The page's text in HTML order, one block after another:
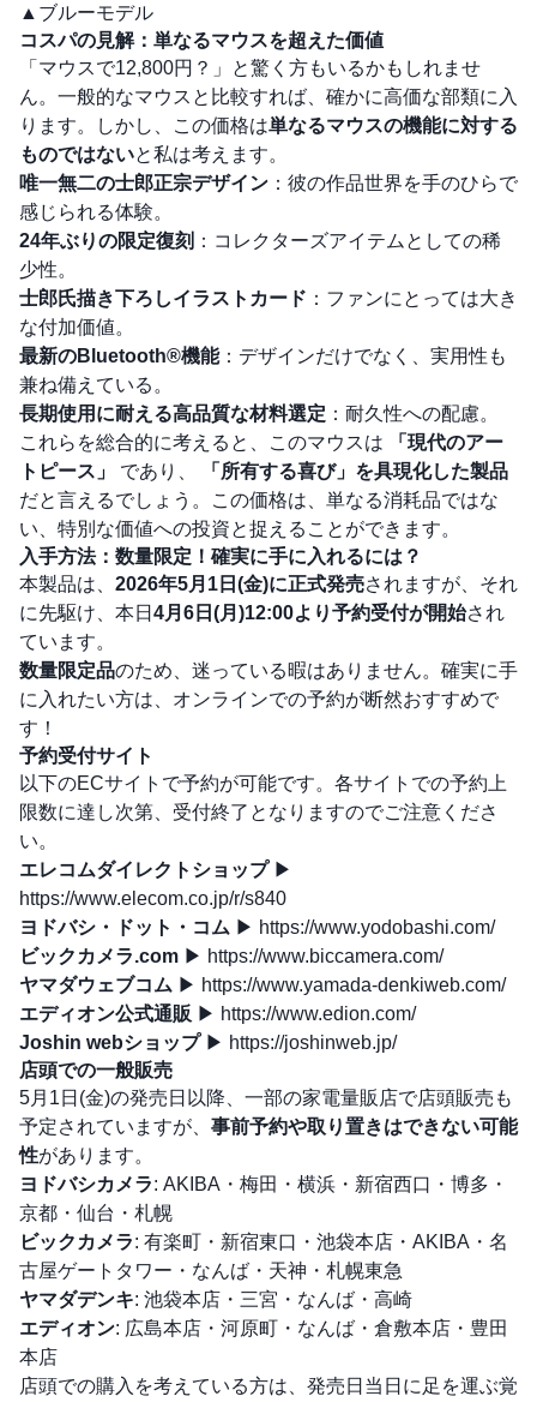
▲ブルーモデル
コスパの見解：単なるマウスを超えた価値
「マウスで12,800円？」と驚く方もいるかもしれませ
ん。一般的なマウスと比較すれば、確かに高価な部類に入
ります。しかし、この価格は単なるマウスの機能に対する
ものではないと私は考えます。
唯一無二の士郎正宗デザイン ：彼の作品世界を手のひらで
感じられる体験。
24年ぶりの限定復刻 ：コレクターズアイテムとしての稀
少性。
士郎氏描き下ろしイラストカード ：ファンにとっては大き
な付加価値。
最新のBluetooth®機能：デザインだけでなく、実用性も
兼ね備えている。
長期使用に耐える高品質な材料選定 ：耐久性への配慮。
これらを総合的に考えると、このマウスは
「現代のアー
トピース」
であり、
「所有する喜び」を具現化した製品
だと言えるでしょう。この価格は、単なる消耗品ではな
い、特別な価値への投資と捉えることができます。
入手方法：数量限定！確実に手に入れるには？
本製品は、 2026年5月1日(金)に正式発売されますが、それ
に先駆け、本日 4月6日(月)12:00より予約受付が開始され
ています。
数量限定品のため、迷っている暇はありません。確実に手
に入れたい方は、オンラインでの予約が断然おすすめで
す！
予約受付サイト
以下のECサイトで予約が可能です。各サイトでの予約上
限数に達し次第、受付終了となりますのでご注意くださ
い。
エレコムダイレクトショップ▶
https://www.elecom.co.jp/r/s840
ヨドバシ・ドット・コム ▶ https://www.yodobashi.com/
ビックカメラ.com ▶ https://www.biccamera.com/
ヤマダウェブコム ▶ https://www.yamada-denkiweb.com/
エディオン公式通販 ▶ https://www.edion.com/
Joshin webショップ▶ https://joshinweb.jp/
店頭での一般販売
5月1日(金)の発売日以降、一部の家電量販店で店頭販売も
予定されていますが、 事前予約や取り置きはできない可能
性があります。
ヨドバシカメラ: AKIBA・梅田・横浜・新宿西口・博多・
京都・仙台・札幌
ビックカメラ: 有楽町・新宿東口・池袋本店・AKIBA・名
古屋ゲートタワー・なんば・天神・札幌東急
ヤマダデンキ: 池袋本店・三宮・なんば・高崎
エディオン: 広島本店・河原町・なんば・倉敷本店・豊田
本店
店頭での購入を考えている方は、発売日当日に足を運ぶ覚